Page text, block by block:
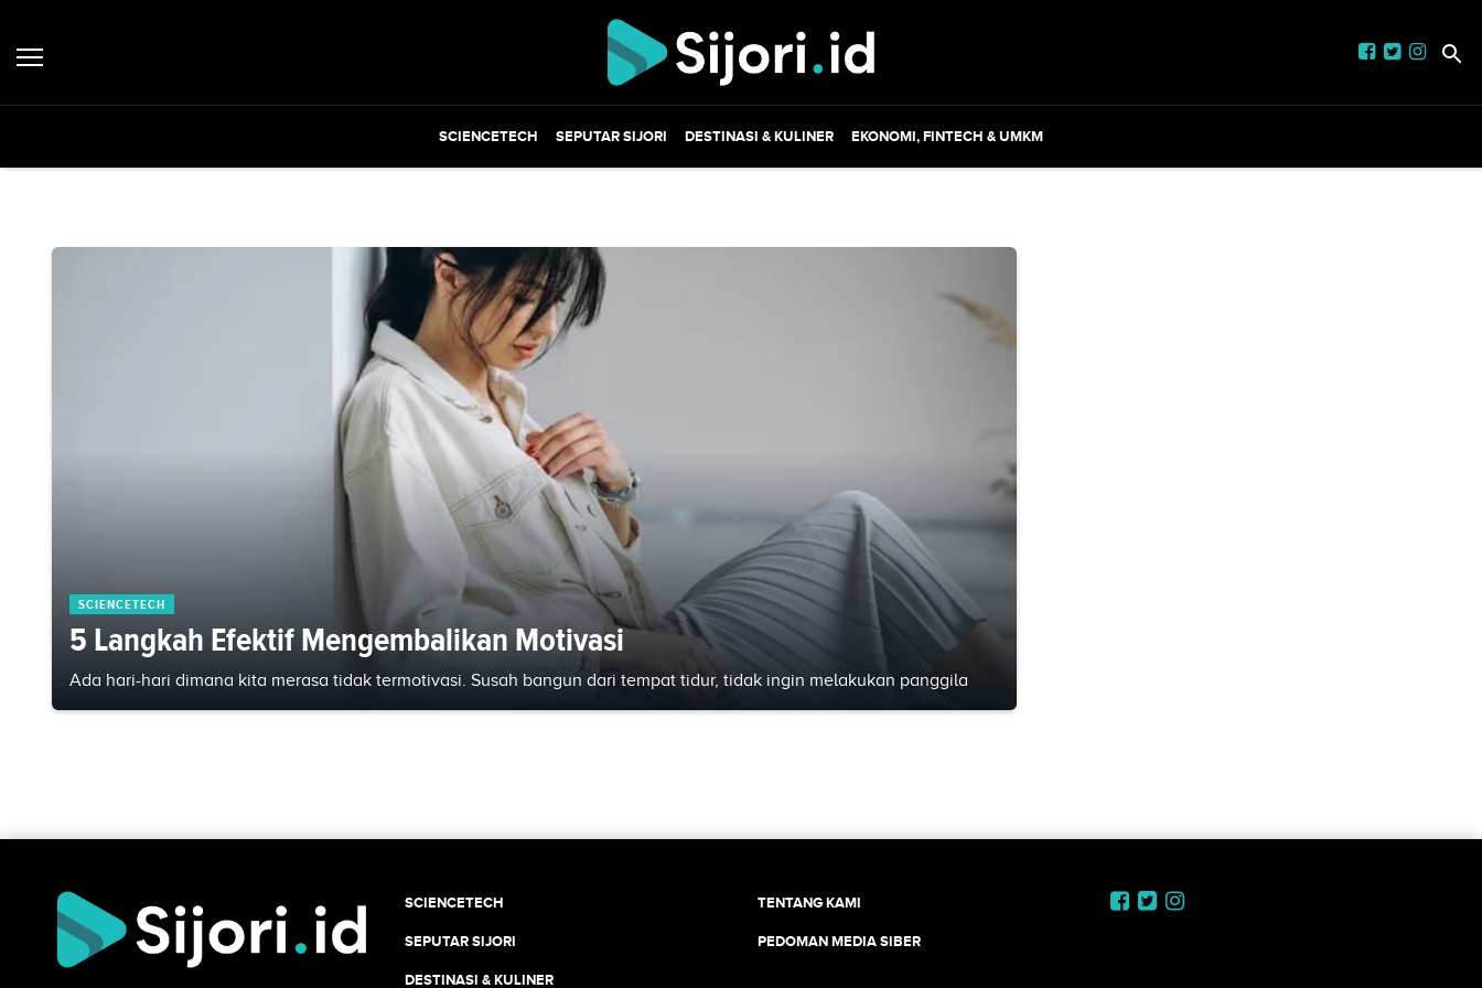
SCIENCETECH SEPUTAR SIJORI DESTINASI & KULINER EKONOMI, FINTECH & UMKM
SCIENCETECH
5 Langkah Efektif Mengembalikan Motivasi
Ada hari-hari dimana kita merasa tidak termotivasi. Susah bangun dari tempat tidur, tidak ingin melakukan panggila
SCIENCETECH
SEPUTAR SIJORI
DESTINASI & KULINER
TENTANG KAMI
PEDOMAN MEDIA SIBER